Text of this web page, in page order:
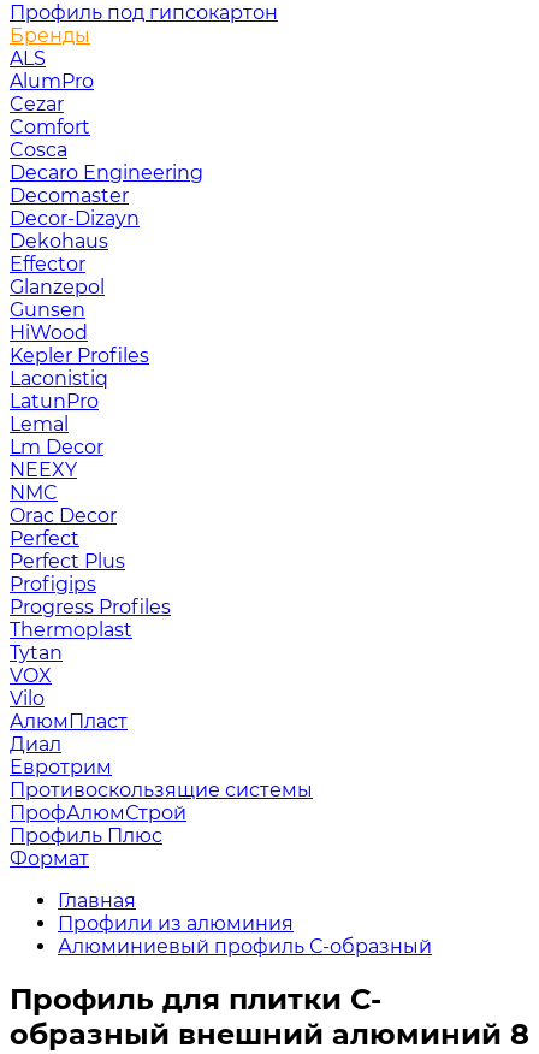
Профиль под гипсокартон
Бренды
ALS
AlumPro
Cezar
Comfort
Cosca
Decaro Engineering
Decomaster
Decor-Dizayn
Dekohaus
Effector
Glanzepol
Gunsen
HiWood
Kepler Profiles
Laconistiq
LatunPro
Lemal
Lm Decor
NEEXY
NMC
Orac Decor
Perfect
Perfect Plus
Profigips
Progress Profiles
Thermoplast
Tytan
VOX
Vilo
АлюмПласт
Диал
Евротрим
Противоскользящие системы
ПрофАлюмСтрой
Профиль Плюс
Формат
Главная
Профили из алюминия
Алюминиевый профиль С-образный
Профиль для плитки С-
образный внешний алюминий 8